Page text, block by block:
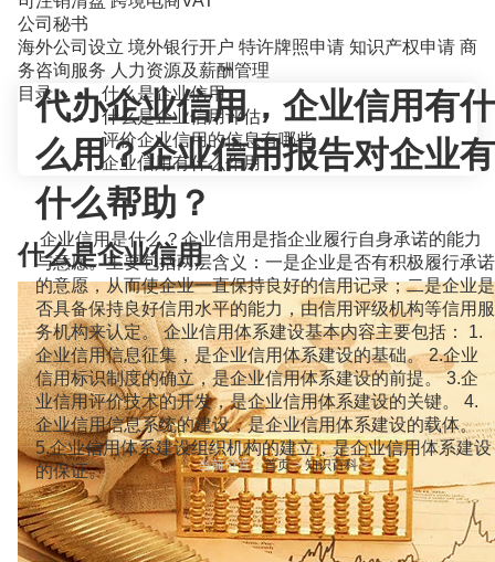
公司秘书
海外公司设立 境外银行开户 特许牌照申请 知识产权申请 商
务咨询服务 人力资源及薪酬管理
当前位置：首页>知识百科>
代办企业信用，企业信用有什
么用？企业信用报告对企业有
什么帮助？
企业信用是什么？企业信用是指企业履行自身承诺的能力
与意愿。主要包括两层含义：一是企业是否有积极履行承诺
的意愿，从而使企业一直保持良好的信用记录；二是企业是
否具备保持良好信用水平的能力，由信用评级机构等信用服
务机构来认定。 企业信用体系建设基本内容主要包括： 1.
企业信用信息征集，是企业信用体系建设的基础。 2.企业
信用标识制度的确立，是企业信用体系建设的前提。 3.企
业信用评价技术的开发，是企业信用体系建设的关键。 4.
企业信用信息系统的建设，是企业信用体系建设的载体。
5.企业信用体系建设组织机构的建立，是企业信用体系建设
的保证。
目录
什么是企业信用
什么是企业信用评估
评价企业信用的信息有哪些
企业信用有什么作用
什么是企业信用